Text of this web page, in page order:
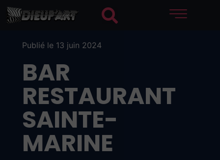
Publié le 13 juin 2024
BAR
RESTAURANT
SAINTE-
MARINE